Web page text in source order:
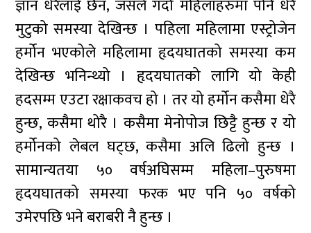
ज्ञान धेरैलाई छैन, जसले गर्दा महिलाहरुमा पनि धेरै
मुटुको समस्या देखिन्छ । पहिला महिलामा एस्ट्रोजेन
हर्मोन भएकोले महिलामा हृदयघातको समस्या कम
देखिन्छ भनिन्थ्यो । हृदयघातको लागि यो केही
हदसम्म एउटा रक्षाकवच हो । तर यो हर्मोन कसैमा धेरै
हुन्छ, कसैमा थोरै । कसैमा मेनोपोज छिट्टै हुन्छ र यो
हर्मोनको लेबल घट्छ, कसैमा अलि ढिलो हुन्छ ।
सामान्यतया ५० वर्षअघिसम्म महिला–पुरुषमा
हृदयघातको समस्या फरक भए पनि ५० वर्षको
उमेरपछि भने बराबरी नै हुन्छ ।